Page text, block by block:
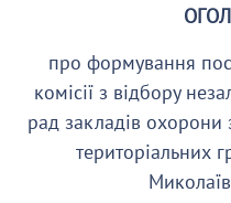
про формування
комісії з відбору
рад закладів охорони
територіальних